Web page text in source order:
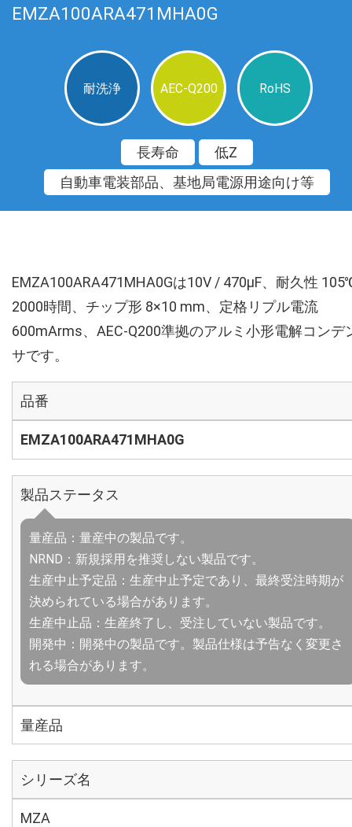
EMZA100ARA471MHA0G
耐洗浄 AEC-Q200 RoHS
長寿命
低Z
自動車電装部品、基地局電源用途向け等
EMZA100ARA471MHA0Gは10V / 470µF、耐久性
2000時間、チップ形 8×10 mm、定格リプル電流
600mArms、AEC-Q200準拠のアルミ小形電解コンデ
サです。
品番
EMZA100ARA471MHA0G
製品ステータス
量産品：量産中の製品です。
NRND：新規採用を推奨しない製品です。
生産中止予定品：生産中止予定であり、最終受注時期が
決められている場合があります。
生産中止品：生産終了し、受注していない製品です。
開発中：開発中の製品です。製品仕様は予告なく変更さ
れる場合があります。
量産品
シリーズ名
MZA